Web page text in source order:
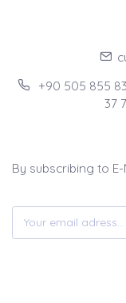
+90 505 855
37
By subscribing to